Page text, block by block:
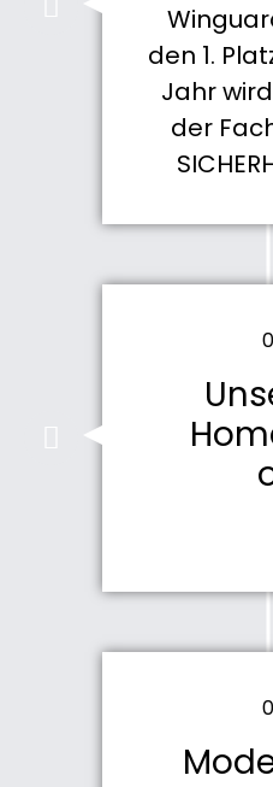
den 1.
Jahr
der